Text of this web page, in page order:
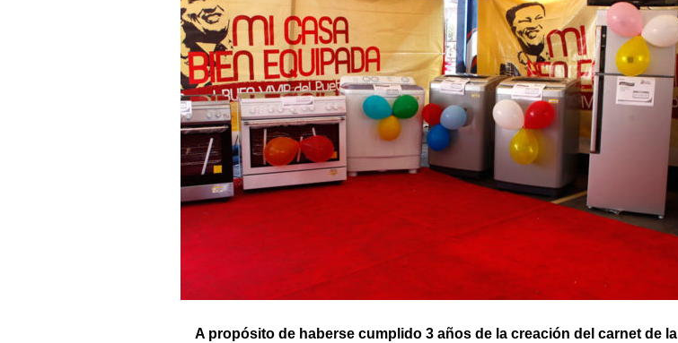
A propósito de haberse cumplido 3 años de la creación del carnet de la